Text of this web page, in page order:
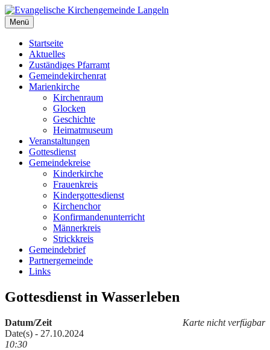
Zum
Inhalt
springen
Evangelische Kirchengemeinde Langeln
Evangelische Kirchengemeinde Langeln
Menü
Startseite
Aktuelles
Zuständiges Pfarramt
Gemeindekirchenrat
Marienkirche
Kirchenraum
Glocken
Geschichte
Heimatmuseum
Veranstaltungen
Gottesdienst
Gemeindekreise
Kinderkirche
Frauenkreis
Kindergottesdienst
Kirchenchor
Konfirmandenunterricht
Männerkreis
Strickkreis
Gemeindebrief
Partnergemeinde
Links
Gottesdienst in Wasserleben
Karte nicht verfügbar
Datum/Zeit
Date(s) - 27.10.2024
10:30